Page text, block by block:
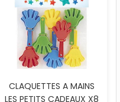
CLAQUETTES A MAINS
LES PETITS CADEAUX X8